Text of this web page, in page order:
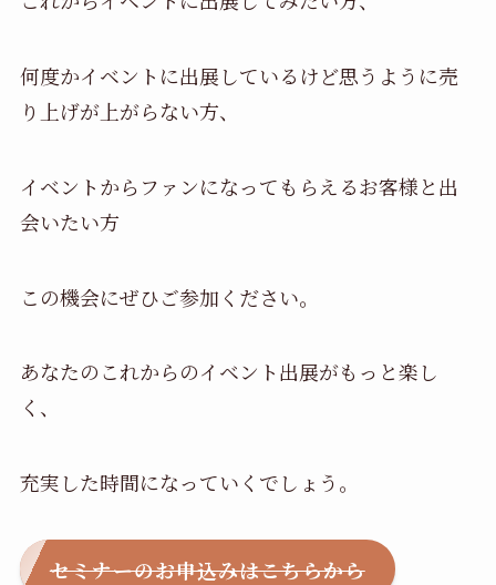
何度かイベントに出展しているけど思うように売
り上げが上がらない方、
イベントからファンになってもらえるお客様と出
会いたい方
この機会にぜひご参加ください。
あなたのこれからのイベント出展がもっと楽し
く、
充実した時間になっていくでしょう。
セミナーのお申込みはこちらから